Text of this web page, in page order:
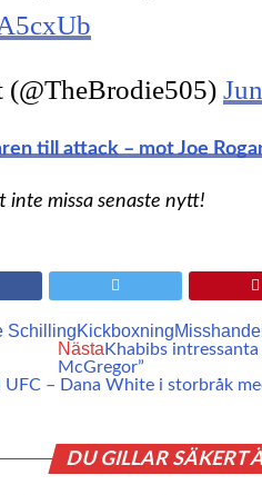
till attack – mot Joe
inte missa senaste nytt!
SchillingKickboxningMisshandel
Nästa Khabibs
McGregor”
– Dana White i storbråk
DU GILLAR SÄKERT